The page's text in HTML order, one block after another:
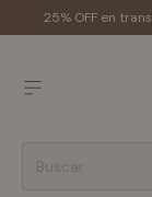
25% OFF en